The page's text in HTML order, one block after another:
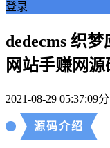
登录
dedecms 织
网站手赚网源
2021-08-29 05:37:09分
源码介绍